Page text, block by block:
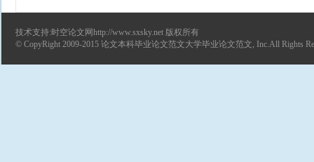
技术支持:时空论文网http://www.sxsky.net 版权所有
© CopyRight 2009-2015 论文本科毕业论文范文大学毕业论文范文, Inc.All Rights